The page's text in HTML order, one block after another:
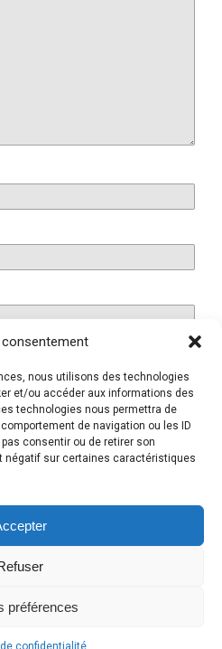
consentement
nous utilisons des technologies
et/ou accéder aux informations des
technologies nous permettra de
de navigation ou les ID
consentir ou de retirer son
négatif sur certaines caractéristiques
préférences
confidentialité
réduire les indésirables.En
les données de vos
.
au début